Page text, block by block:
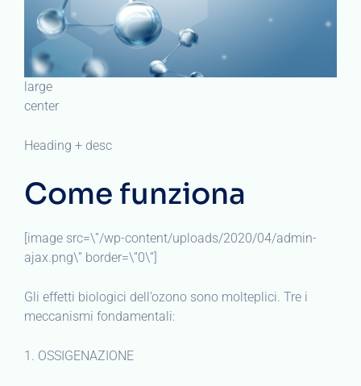
large
center
Heading + desc
Come funziona
[image src=\”/wp-content/uploads/2020/04/admin-
ajax.png\” border=\”0\”]
Gli effetti biologici dell’ozono sono molteplici. Tre i
meccanismi fondamentali:
1. OSSIGENAZIONE